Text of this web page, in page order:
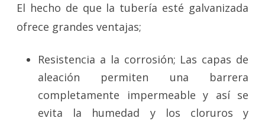
El hecho de que la tubería esté galvanizada
ofrece grandes ventajas;
Resistencia a la corrosión; Las capas de
aleación permiten una barrera
completamente impermeable y así se
evita la humedad y los cloruros y